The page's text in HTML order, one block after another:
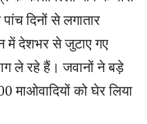
दिनों से लगातार
में देशभर से जुटाए गए
ले रहे हैं। जवानों ने बड़े
माओवादियों को घेर लिया